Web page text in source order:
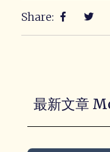
Share:
最新文章